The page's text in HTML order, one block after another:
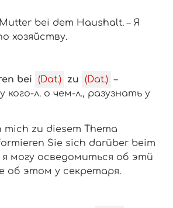
bei dem Haushalt. – Я
хозяйству.
bei (Dat.) zu (Dat.) –
кого-л. о чем-л., разузнать у
mich zu diesem Thema
Sie sich dаrüber beim
я могу осведомиться об этй
об этом у секретаря.